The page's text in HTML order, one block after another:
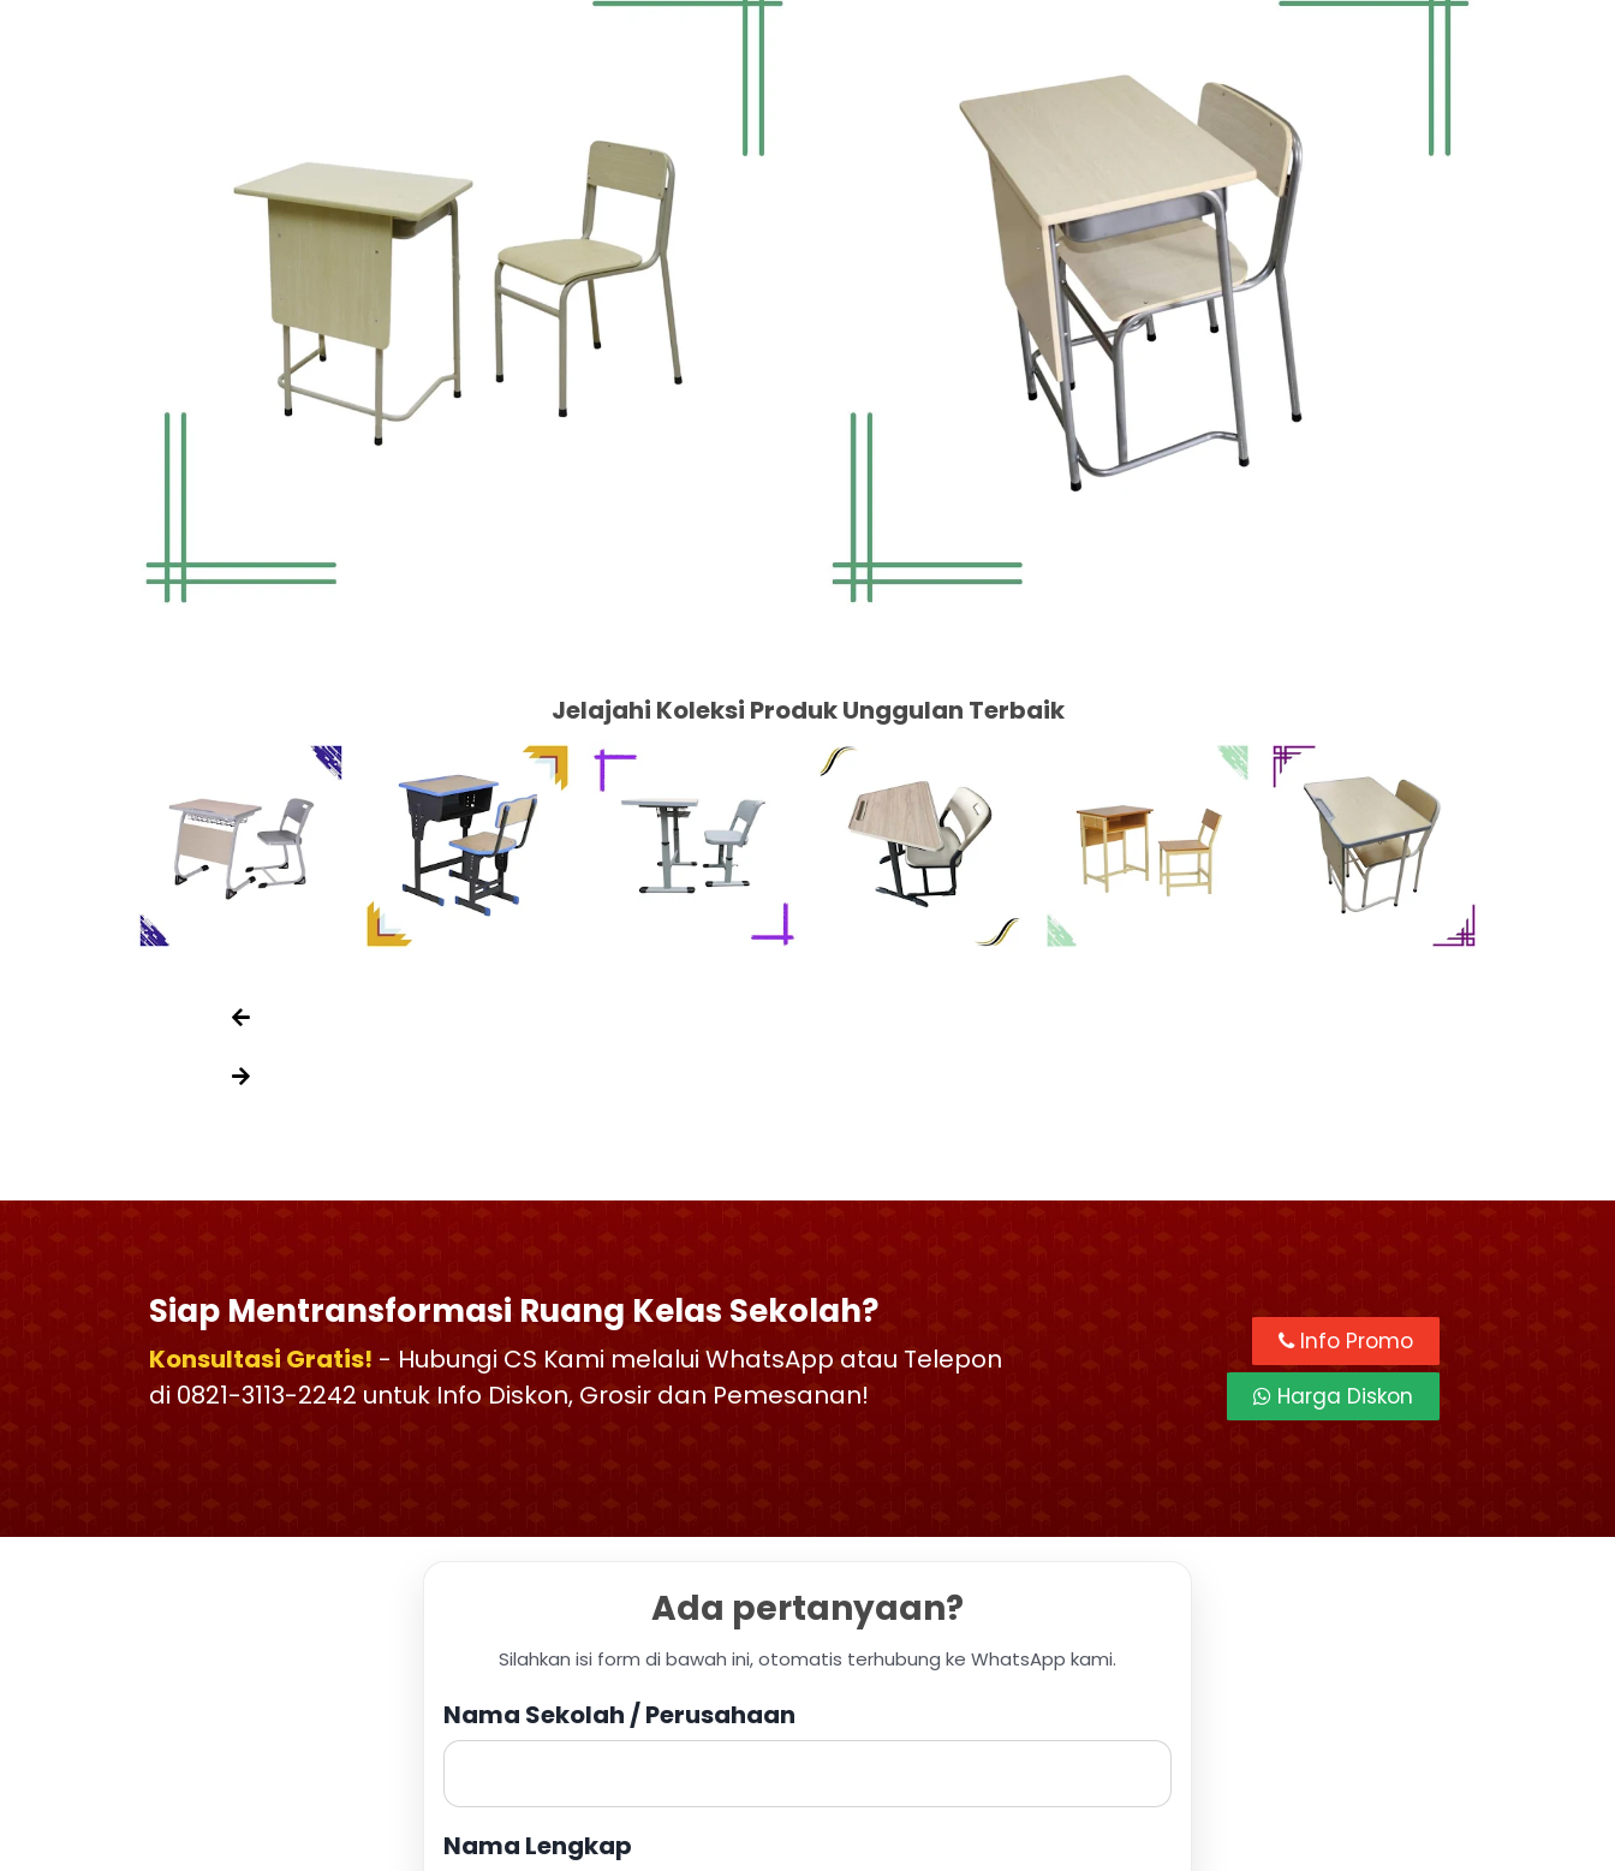
Jelajahi Koleksi Produk Unggulan Terbaik
Siap Mentransformasi Ruang Kelas Sekolah?
Konsultasi Gratis! - Hubungi CS Kami melalui WhatsApp atau Telepon
di 0821-3113-2242 untuk Info Diskon, Grosir dan Pemesanan!
Info Promo
Harga Diskon
Ada pertanyaan?
Silahkan isi form di bawah ini, otomatis terhubung ke WhatsApp kami.
Nama Sekolah / Perusahaan
Nama Lengkap